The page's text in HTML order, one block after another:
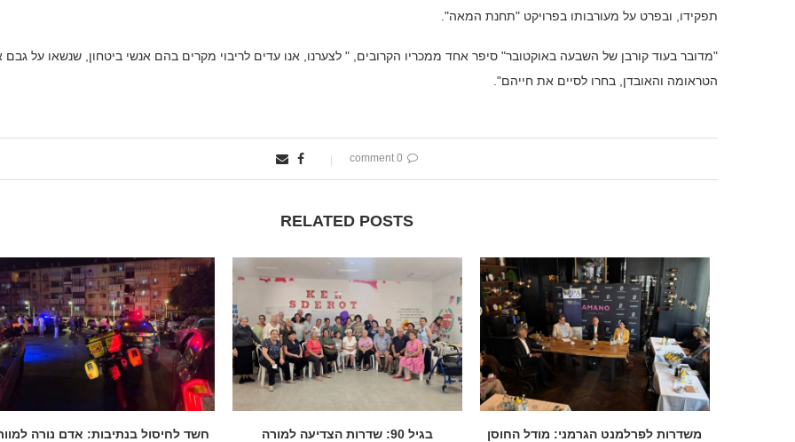
תפקידו, ובפרט על מעורבותו בפרויקט "תחנת המאה".
"מדובר בעוד קורבן של השבעה באוקטובר" סיפר אחד ממכריו הקרובים, " לצערנו, אנו עדים לריבוי מקרים בהם אנשי ביטחון, שנשאו על
הטראומה והאובדן, בחרו לסיים את חייהם".
0 comment
RELATED POSTS
משדרות לפרלמנט הגרמני: מודל החוסן
בגיל 90: שדרות הצדיעה למורה
חשד לחיסול בנתיבות: אדם נורה